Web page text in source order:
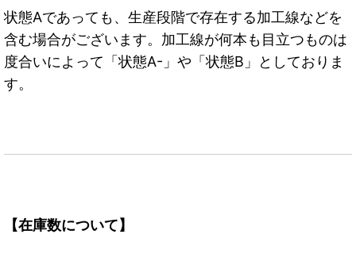
状態Aであっても、生産段階で存在する加工線などを
含む場合がございます。加工線が何本も目立つものは
度合いによって「状態A-」や「状態B」としておりま
す。
【在庫数について】